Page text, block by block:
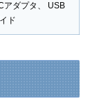
アダプタ、 USB
ド